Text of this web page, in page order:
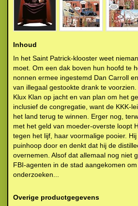
Inhoud
In het Saint Patrick-klooster weet
moet. Om een dak boven hun hoofd te
nonnen ermee ingestemd Dan Carroll
van illegaal gestookte drank te
Klux Klan op jacht en van plan om het
inclusief de congregatie, want de KKK-
het land terug te winnen. Erger nog,
met het geld van moeder-overste loopt
tegen het lijf, haar voormalige pooier.
puinhoop door en denkt dat hij de
overnemen. Alsof dat allemaal nog niet
FBI-agenten in de stad aangekomen
onderzoeken...
Overige productgegevens